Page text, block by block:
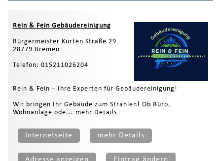
Rein & Fein Gebäudereinigung
Bürgermeister Kürten Straße 29
28779 Bremen
Telefon: 015211026204
Rein & Fein – Ihre Experten für Gebäudereinigung!
Wir bringen Ihr Gebäude zum Strahlen! Ob Büro,
Wohnanlage ode... mehr Details
Internetseite mehr Details